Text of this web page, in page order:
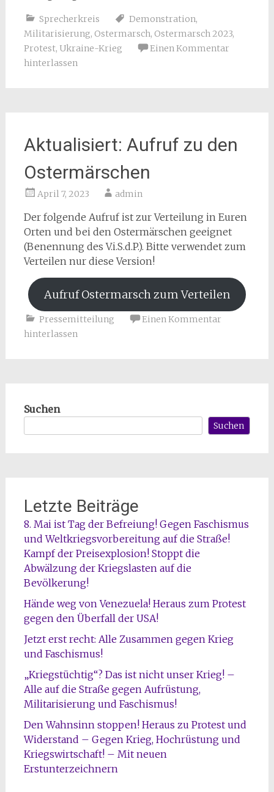
Sprecherkreis Demonstration,
Militarisierung, Ostermarsch, Ostermarsch 2023,
Protest, Ukraine-Krieg
Einen Kommentar
hinterlassen
Aktualisiert: Aufruf zu den
Ostermärschen
April 7, 2023 admin
Der folgende Aufruf ist zur Verteilung in Euren
Orten und bei den Ostermärschen geeignet
(Benennung des V.i.S.d.P.). Bitte verwendet zum
Verteilen nur diese Version!
Aufruf Ostermarsch zum Verteilen
Pressemitteilung
Einen Kommentar
hinterlassen
Suchen
Suchen
Letzte Beiträge
8. Mai ist Tag der Befreiung! Gegen Faschismus
und Weltkriegsvorbereitung auf die Straße!
Kampf der Preisexplosion! Stoppt die
Abwälzung der Kriegslasten auf die
Bevölkerung!
Hände weg von Venezuela! Heraus zum Protest
gegen den Überfall der USA!
Jetzt erst recht: Alle Zusammen gegen Krieg
und Faschismus!
„Kriegstüchtig“? Das ist nicht unser Krieg! –
Alle auf die Straße gegen Aufrüstung,
Militarisierung und Faschismus!
Den Wahnsinn stoppen! Heraus zu Protest und
Widerstand – Gegen Krieg, Hochrüstung und
Kriegswirtschaft! – Mit neuen
Erstunterzeichnern